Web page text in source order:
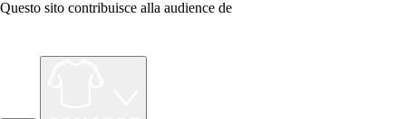
Questo sito contribuisce alla audience de